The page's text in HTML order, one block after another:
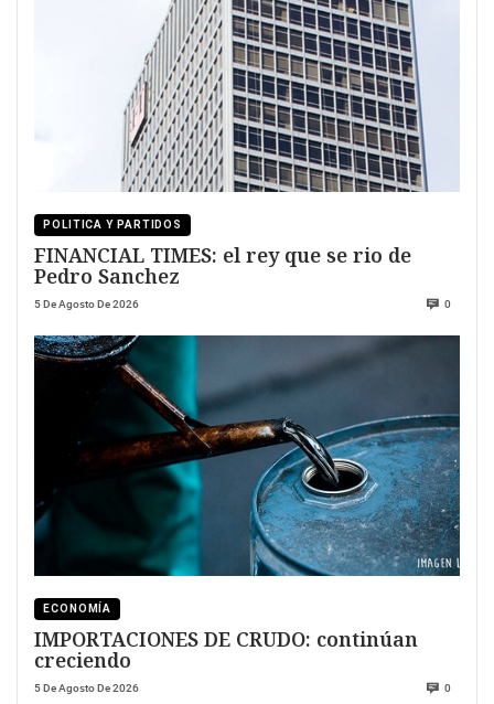
POLITICA Y PARTIDOS
FINANCIAL TIMES: el rey que se rio de
Pedro Sanchez
5 De Agosto De 2026 0
ECONOMÍA
IMPORTACIONES DE CRUDO: continúan
creciendo
5 De Agosto De 2026 0